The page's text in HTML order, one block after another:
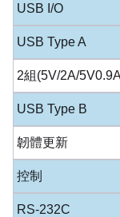
USB I/O
USB Type A
2組(5V/2A/
USB Type B
韌體更新
控制
RS-232C